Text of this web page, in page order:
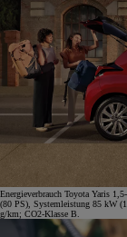
Energieverbrauch Toyota Yaris
(80 PS), Systemleistung 85 kW
g/km; CO2-Klasse B.